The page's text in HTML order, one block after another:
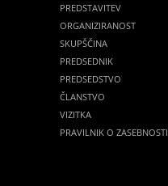
PREDSTAVITEV
ORGANIZIRANOST
SKUPŠČINA
PREDSEDNIK
PREDSEDSTVO
ČLANSTVO
VIZITKA
PRAVILNIK O ZASEBNOSTI